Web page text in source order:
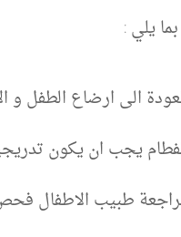
يلي :
الى ارضاع الطفل
يجب ان يكون
طبيب الاطفال